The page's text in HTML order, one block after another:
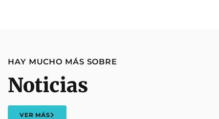
HAY MUCHO MÁS SOBRE
Noticias
VER MÁS